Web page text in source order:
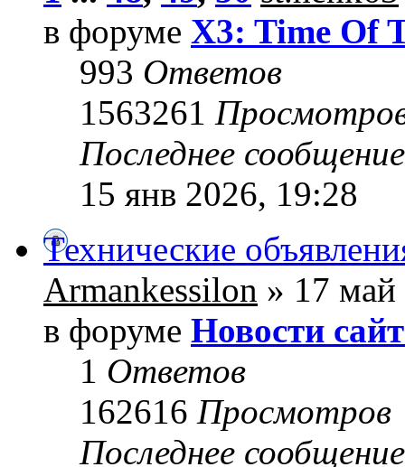
в форуме X3: Time Of
993 Ответов
1563261
Последнее
15 янв 2026, 19:28
Технические
Armankessilon » 17
в форуме Новости
1 Ответов
162616 Просмотров
Последнее